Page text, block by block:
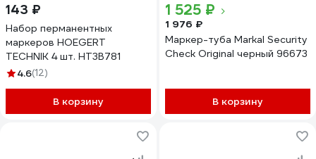
143 ₽
Набор перманентных
маркеров HOEGERT
TECHNIK 4 шт. HT3B781
4.6(12)
В корзину
1 525 ₽
1 976 ₽
Маркер-туба Markal Security
Check Original черный 96673
В корзину